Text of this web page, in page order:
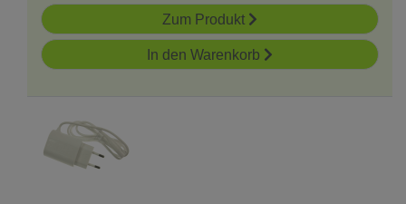
Zum Produkt
In den Warenkorb